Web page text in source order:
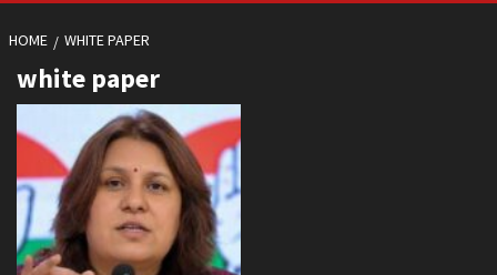
HOME WHITE PAPER
white paper